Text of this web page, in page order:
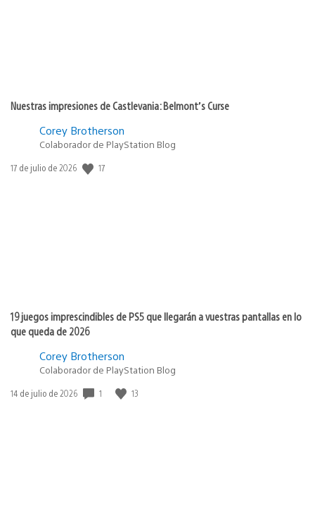
Nuestras impresiones de Castlevania: Belmont’s Curse
Corey Brotherson
Colaborador de PlayStation Blog
Fecha
17 de julio de 2026 17
19 juegos imprescindibles de PS5 que llegarán a vuestras pantallas en lo
que queda de 2026
Corey Brotherson
Colaborador de PlayStation Blog
Fecha
14 de julio de 2026 1 13